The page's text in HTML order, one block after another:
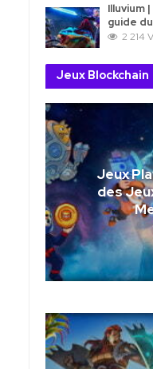
Illuvium
guide
2 214
Jeux Blockchain
Jeux
des